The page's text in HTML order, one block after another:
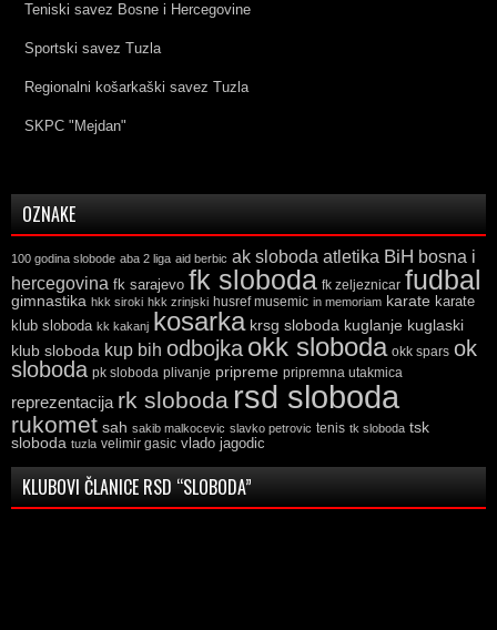
Teniski savez Bosne i Hercegovine
Sportski savez Tuzla
Regionalni košarkaški savez Tuzla
SKPC "Mejdan"
OZNAKE
100 godina slobode aba 2 liga aid berbic ak sloboda atletika BiH bosna i
hercegovina fk sarajevo fk sloboda fk zeljeznicar fudbal
gimnastika hkk siroki hkk zrinjski husref musemic in memoriam karate karate
klub sloboda kk kakanj kosarka krsg sloboda kuglanje kuglaski
klub sloboda kup bih odbojka okk sloboda okk spars ok
sloboda pk sloboda plivanje pripreme pripremna utakmica
reprezentacija rk sloboda rsd sloboda
rukomet sah sakib malkocevic slavko petrovic tenis tk sloboda tsk
sloboda tuzla velimir gasic vlado jagodic
KLUBOVI ČLANICE RSD “SLOBODA”